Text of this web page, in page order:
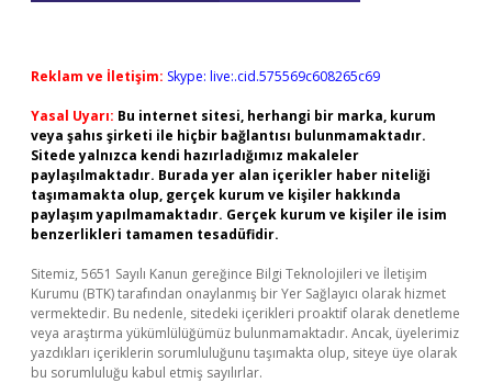
Reklam ve İletişim: Skype: live:.cid.575569c608265c69
Yasal Uyarı: Bu internet sitesi, herhangi bir marka, kurum
veya şahıs şirketi ile hiçbir bağlantısı bulunmamaktadır.
Sitede yalnızca kendi hazırladığımız makaleler
paylaşılmaktadır. Burada yer alan içerikler haber niteliği
taşımamakta olup, gerçek kurum ve kişiler hakkında
paylaşım yapılmamaktadır. Gerçek kurum ve kişiler ile isim
benzerlikleri tamamen tesadüfidir.
Sitemiz, 5651 Sayılı Kanun gereğince Bilgi Teknolojileri ve İletişim
Kurumu (BTK) tarafından onaylanmış bir Yer Sağlayıcı olarak hizmet
vermektedir. Bu nedenle, sitedeki içerikleri proaktif olarak denetleme
veya araştırma yükümlülüğümüz bulunmamaktadır. Ancak, üyelerimiz
yazdıkları içeriklerin sorumluluğunu taşımakta olup, siteye üye olarak
bu sorumluluğu kabul etmiş sayılırlar.